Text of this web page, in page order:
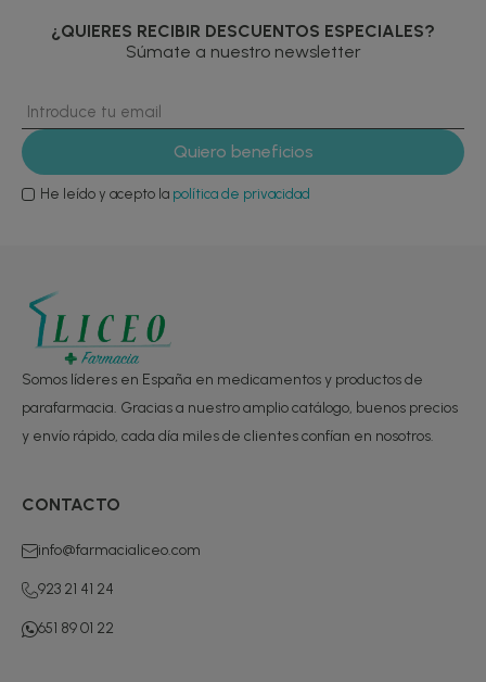
¿QUIERES RECIBIR DESCUENTOS ESPECIALES?
Súmate a nuestro newsletter
He leído y acepto la política de privacidad
Somos líderes en España en medicamentos y productos de
parafarmacia. Gracias a nuestro amplio catálogo, buenos precios
y envío rápido, cada día miles de clientes confían en nosotros.
CONTACTO
info@farmacialiceo.com
923 21 41 24
651 89 01 22